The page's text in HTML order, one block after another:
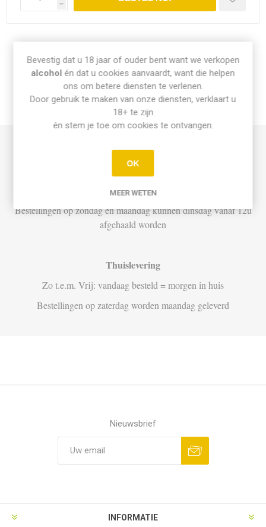
h
INFO PICK-UP & LEVERING
Di t.e.m. Za: Vandaag besteld vóór 15u = vandaag af te halen
vanaf 16u
Bestellingen op zondag en maandag kunnen dinsdag vanaf 12u
afgehaald worden
Thuislevering
Zo t.e.m. Vrij: vandaag besteld = morgen in huis
Bestellingen op zaterdag worden maandag geleverd
Nieuwsbrief
INFORMATIE
Bevestig dat u 18 jaar of ouder bent want we verkopen
alcohol én dat u cookies aanvaardt, want die helpen
ons om betere diensten te verlenen.
Door gebruik te maken van onze diensten, verklaart u
18+ te zijn
én stem je toe om cookies te ontvangen.
OK
MEER WETEN